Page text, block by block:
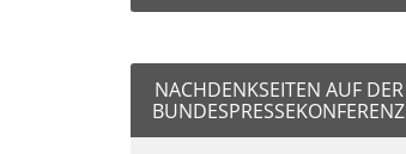
NACHDENKSEITEN AUF DER
BUNDESPRESSEKONFERENZ